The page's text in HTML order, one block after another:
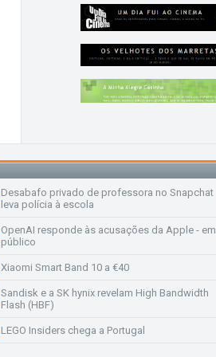
Desabafo privado de professora no Snapchat
leva polícia à escola
OpenAI responde às acusações da Apple - em
público
Xiaomi Smart Band 10 a €40
Sandisk e a SK hynix revelam High Bandwidth
Flash (HBF)
LEGO Insiders chega a Portugal